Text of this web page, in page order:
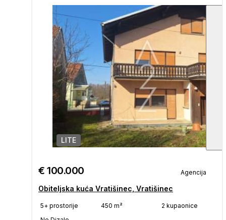
LITE
Agencija
€ 100.000
Obiteljska kuća Vratišinec, Vratišinec